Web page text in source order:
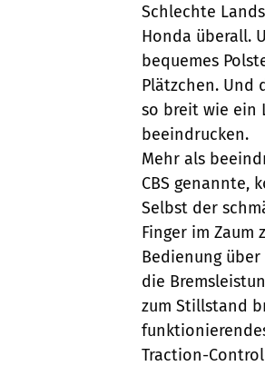
Schlechte
Honda überall.
bequemes
Plätzchen. Und
so breit wie ein
beeindrucken.
Mehr als
CBS genannte,
Selbst der
Finger im
Bedienung
die
zum Stillstand
Traction-